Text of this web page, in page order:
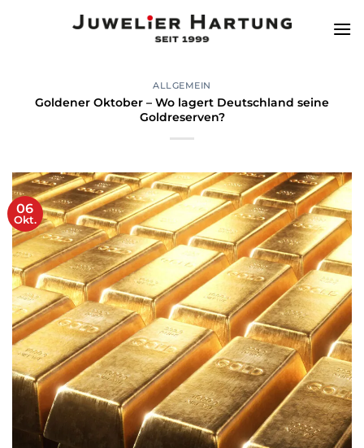
ALLGEMEIN
Goldener Oktober – Wo lagert Deutschland seine
Goldreserven?
06
Okt.